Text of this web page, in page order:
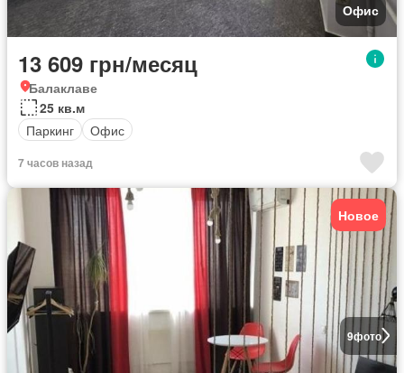
Офис
13 609 грн/месяц
Балаклаве
25 кв.м
Паркинг
Офис
7 часов назад
9фото
Новое